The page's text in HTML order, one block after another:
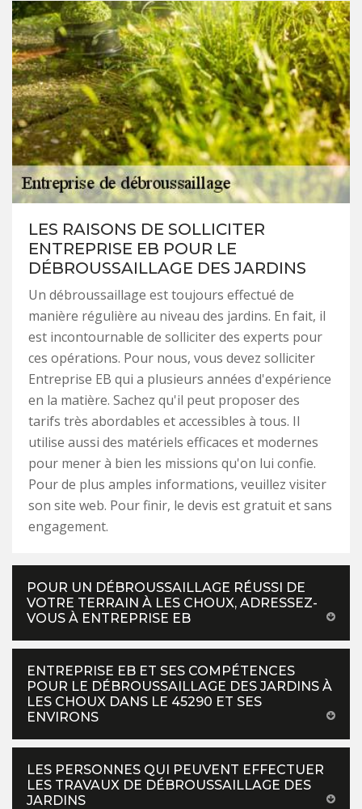
LES RAISONS DE SOLLICITER
ENTREPRISE EB POUR LE
DÉBROUSSAILLAGE DES JARDINS
Un débroussaillage est toujours effectué de
manière régulière au niveau des jardins. En fait, il
est incontournable de solliciter des experts pour
ces opérations. Pour nous, vous devez solliciter
Entreprise EB qui a plusieurs années d'expérience
en la matière. Sachez qu'il peut proposer des
tarifs très abordables et accessibles à tous. Il
utilise aussi des matériels efficaces et modernes
pour mener à bien les missions qu'on lui confie.
Pour de plus amples informations, veuillez visiter
son site web. Pour finir, le devis est gratuit et sans
engagement.
POUR UN DÉBROUSSAILLAGE RÉUSSI DE
VOTRE TERRAIN À LES CHOUX, ADRESSEZ-
VOUS À ENTREPRISE EB
ENTREPRISE EB ET SES COMPÉTENCES
POUR LE DÉBROUSSAILLAGE DES JARDINS À
LES CHOUX DANS LE 45290 ET SES
ENVIRONS
LES PERSONNES QUI PEUVENT EFFECTUER
LES TRAVAUX DE DÉBROUSSAILLAGE DES
JARDINS